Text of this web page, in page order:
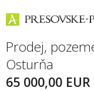
Prodej,
Osturňa
65 000,00 EUR